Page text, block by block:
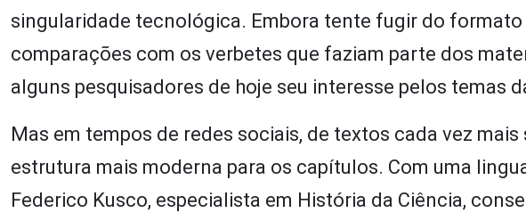
singularidade tecnológica. Embora tente fugir do
comparações com os verbetes que faziam parte dos
alguns pesquisadores de hoje seu interesse pelos temas
Mas em tempos de redes sociais, de textos cada vez
estrutura mais moderna para os capítulos. Com uma
Federico Kusco, especialista em História da Ciência,